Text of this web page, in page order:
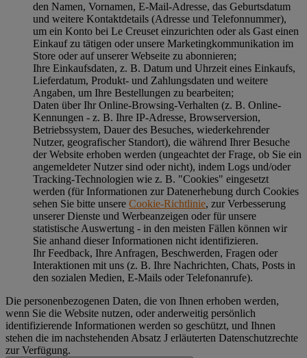
den Namen, Vornamen, E-Mail-Adresse, das Geburtsdatum
und weitere Kontaktdetails (Adresse und Telefonnummer),
um ein Konto bei Le Creuset einzurichten oder als Gast einen
Einkauf zu tätigen oder unsere Marketingkommunikation im
Store oder auf unserer Webseite zu abonnieren;
Ihre Einkaufsdaten, z. B. Datum und Uhrzeit eines Einkaufs,
Lieferdatum, Produkt- und Zahlungsdaten und weitere
Angaben, um Ihre Bestellungen zu bearbeiten;
Daten über Ihr Online-Browsing-Verhalten (z. B. Online-
Kennungen - z. B. Ihre IP-Adresse, Browserversion,
Betriebssystem, Dauer des Besuches, wiederkehrender
Nutzer, geografischer Standort), die während Ihrer Besuche
der Website erhoben werden (ungeachtet der Frage, ob Sie ein
angemeldeter Nutzer sind oder nicht), indem Logs und/oder
Tracking-Technologien wie z. B. "Cookies" eingesetzt
werden (für Informationen zur Datenerhebung durch Cookies
sehen Sie bitte unsere Cookie-Richtlinie, zur Verbesserung
unserer Dienste und Werbeanzeigen oder für unsere
statistische Auswertung - in den meisten Fällen können wir
Sie anhand dieser Informationen nicht identifizieren.
Ihr Feedback, Ihre Anfragen, Beschwerden, Fragen oder
Interaktionen mit uns (z. B. Ihre Nachrichten, Chats, Posts in
den sozialen Medien, E-Mails oder Telefonanrufe).
Die personenbezogenen Daten, die von Ihnen erhoben werden,
wenn Sie die Website nutzen, oder anderweitig persönlich
identifizierende Informationen werden so geschützt, und Ihnen
stehen die im nachstehenden Absatz J erläuterten Datenschutzrechte
zur Verfügung.